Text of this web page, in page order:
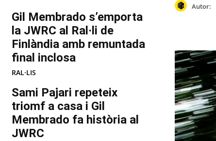
Gil Membrado s’emporta
la JWRC al Ral·li de
Finlàndia amb remuntada
final inclosa
RAL·LIS
Sami Pajari repeteix
triomf a casa i Gil
Membrado fa història al
JWRC
Autor: